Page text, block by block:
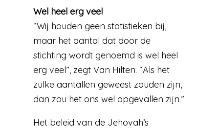
Wel heel erg veel
“Wij houden geen statistieken bij,
maar het aantal dat door de
stichting wordt genoemd is wel heel
erg veel”, zegt Van Hilten. “Als het
zulke aantallen geweest zouden zijn,
dan zou het ons wel opgevallen zijn.”
Het beleid van de Jehovah’s